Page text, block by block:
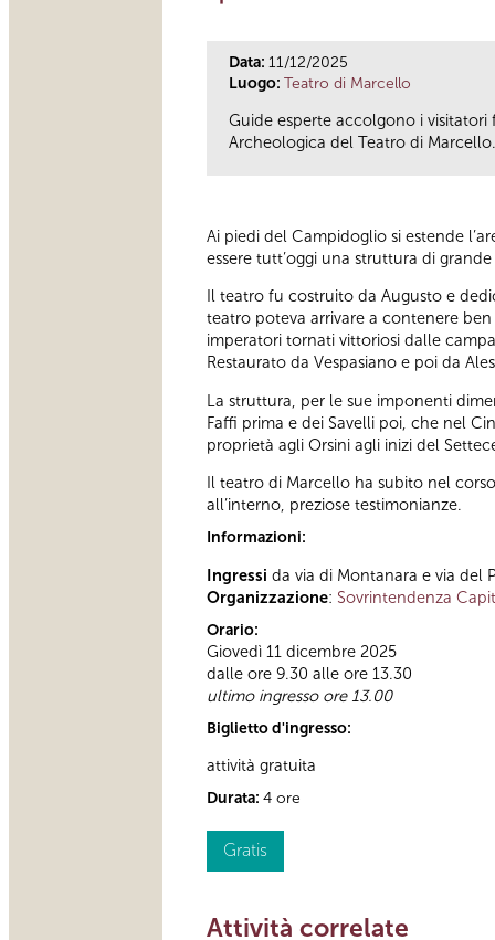
Data: 11/12/2025
Luogo: Teatro di Marcello
Guide esperte accolgono i
Archeologica del Teatro di Marcello.
Ai piedi del Campidoglio si estende
essere tutt’oggi una struttura di
Il teatro fu costruito da Augusto e
teatro poteva arrivare a contenere
imperatori tornati vittoriosi dalle
Restaurato da Vespasiano e poi da
La struttura, per le sue imponenti
Faffi prima e dei Savelli poi, che nel
proprietà agli Orsini agli inizi del
Il teatro di Marcello ha subito nel
all’interno, preziose testimonianze.
Informazioni:
Ingressi da via di Montanara e via del
Organizzazione: Sovrintendenza
Orario:
Giovedì 11 dicembre 2025
dalle ore 9.30 alle ore 13.30
ultimo ingresso ore 13.00
Biglietto d'ingresso:
attività gratuita
Durata: 4 ore
Gratis
Attività correlate